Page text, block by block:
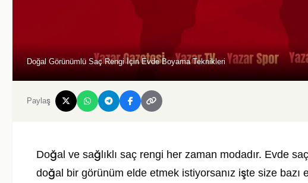
Doğal Görünümlü Saç Rengi İçin Evde Boyama Teknikleri
Paylaş
Doğal ve sağlıklı saç rengi her zaman modadır. Evde
doğal bir görünüm elde etmek istiyorsanız işte size bazı